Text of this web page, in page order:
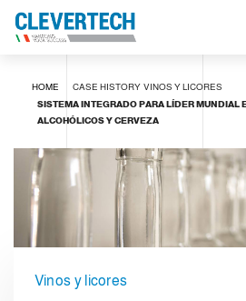
HOME CASE HISTORY VINOS Y LICORES
SISTEMA INTEGRADO PARA LÍDER MUNDIAL
ALCOHÓLICOS Y CERVEZA
Vinos y licores